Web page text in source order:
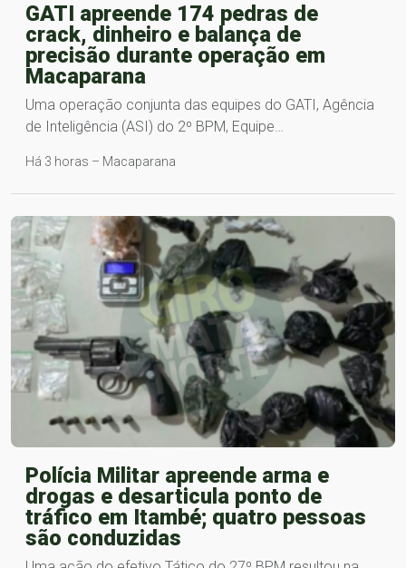
GATI apreende 174 pedras de
crack, dinheiro e balança de
precisão durante operação em
Macaparana
Uma operação conjunta das equipes do GATI, Agência
de Inteligência (ASI) do 2º BPM, Equipe…
Há 3 horas – Macaparana
Polícia Militar apreende arma e
drogas e desarticula ponto de
tráfico em Itambé; quatro pessoas
são conduzidas